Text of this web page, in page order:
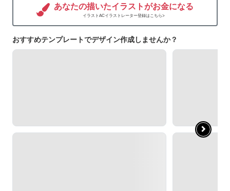
あなたの描いたイラストがお金になる
イラストACイラストレーター登録はこちら>
おすすめテンプレートでデザイン作成しませんか？